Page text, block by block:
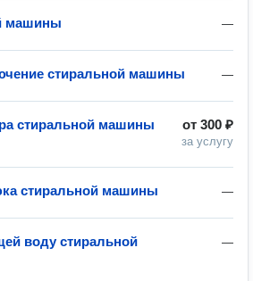
—
машины
—
стиральной машины
от 300 ₽
за услугу
стиральной машины
—
стиральной машины
—
воду стиральной